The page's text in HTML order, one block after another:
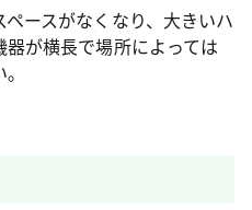
ースがなくなり、大きいハ
が横長で場所によっては